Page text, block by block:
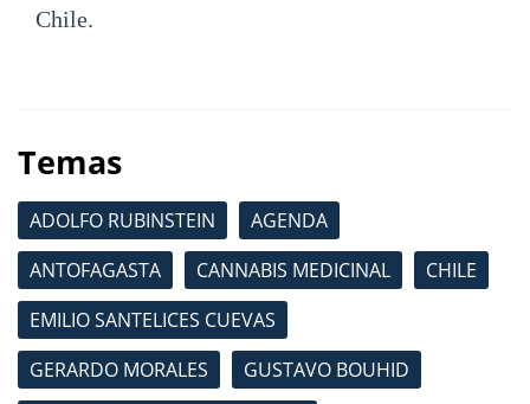
Chile.
Temas
ADOLFO RUBINSTEIN
AGENDA
ANTOFAGASTA
CANNABIS MEDICINAL
CHILE
EMILIO SANTELICES CUEVAS
GERARDO MORALES
GUSTAVO BOUHID